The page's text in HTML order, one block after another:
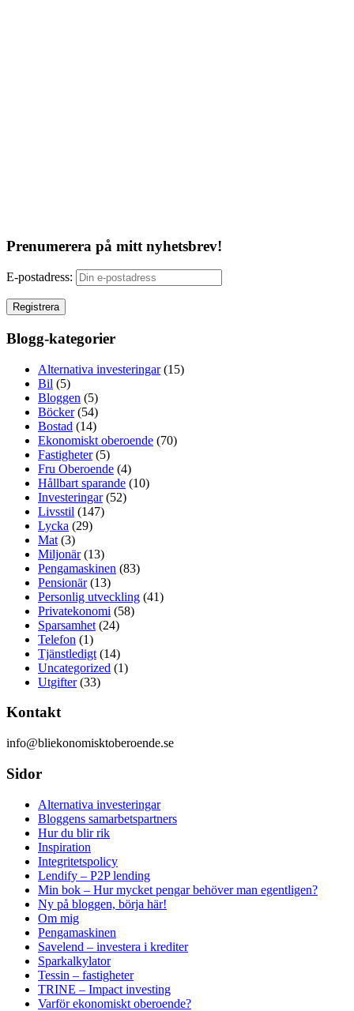
Prenumerera på mitt nyhetsbrev!
E-postadress:
Blogg-kategorier
Alternativa investeringar(15)
Bil (5)
Bloggen (5)
Böcker(54)
Bostad (14)
Ekonomiskt oberoende (70)
Fastigheter(5)
Fru Oberoende (4)
Hållbart sparande (10)
Investeringar(52)
Livsstil (147)
Lycka (29)
Mat (3)
Miljonär(13)
Pengamaskinen (83)
Pensionär(13)
Personlig utveckling (41)
Privatekonomi (58)
Sparsamhet (24)
Telefon (1)
Tjänstledigt (14)
Uncategorized (1)
Utgifter(33)
Kontakt
info@bliekonomisktoberoende.se
Sidor
Alternativa investeringar
Bloggens samarbetspartners
Hur du blir rik
Inspiration
Integritetspolicy
Lendify – P2P lending
Min bok – Hur mycket pengar behöver man egentligen?
Ny på bloggen, börja här!
Om mig
Pengamaskinen
Savelend – investera i krediter
Sparkalkylator
Tessin – fastigheter
TRINE – Impact investing
Varför ekonomiskt oberoende?